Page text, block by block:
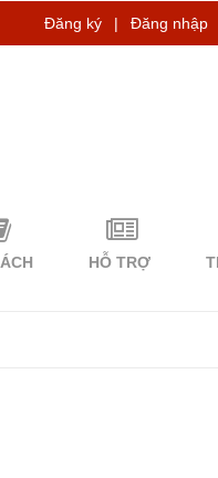
Đăng ký | Đăng nhập
HỖ TRỢ